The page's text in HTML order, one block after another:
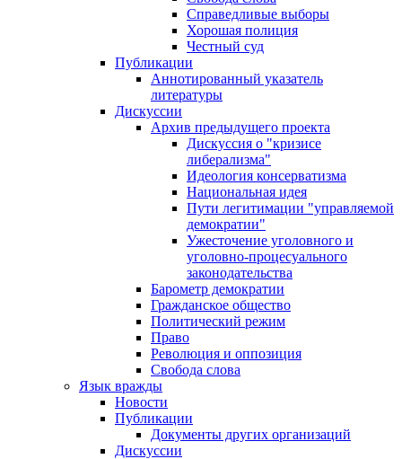
Справедливые выборы
Хорошая полиция
Честный суд
Публикации
Аннотированный указатель
литературы
Дискуссии
Архив предыдущего проекта
Дискуссия о "кризисе
либерализма"
Идеология консерватизма
Национальная идея
Пути легитимации "управляемой
демократии"
Ужесточение уголовного и
уголовно-процесуального
законодательства
Барометр демократии
Гражданское общество
Политический режим
Право
Революция и оппозиция
Свобода слова
Язык вражды
Новости
Публикации
Документы других организаций
Дискуссии